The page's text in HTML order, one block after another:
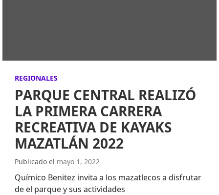
REGIONALES
PARQUE CENTRAL REALIZÓ
LA PRIMERA CARRERA
RECREATIVA DE KAYAKS
MAZATLÁN 2022
Publicado el mayo 1, 2022
Químico Benitez invita a los mazatlecos a disfrutar
de el parque y sus actividades